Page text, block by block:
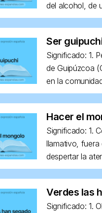
del alcohol, de
Ser
Significado: 1.
de Guipúzcoa
en la
Hacer el
Significado: 1.
llamativo,
despertar la
Verdes las
Significado: 1.